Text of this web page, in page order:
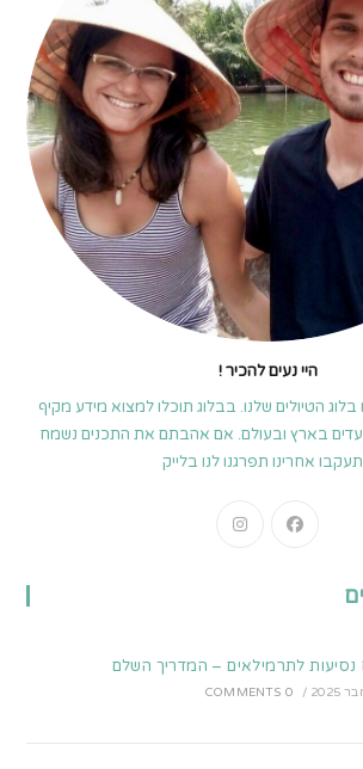
היי נעים להכיר !
בלוג הטיולים שלנו. בבלוג תוכלו למצוא מידע מקיף
יעדים בארץ ובעולם. אם אהבתם את התכנים נשמח
אחרינו תפרגנו לנו בלייק
Opens
נסיעות לתרמילאים – המדריך השלם
/
0 COMMENTS